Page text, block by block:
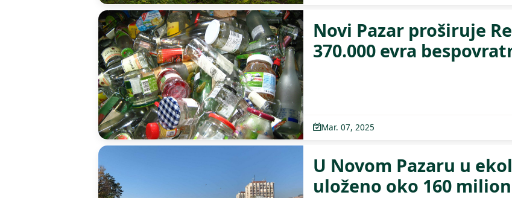
Novi Pazar proširuje
370.000 evra
Mar. 07, 2025
U Novom Pazaru u
uloženo oko 160